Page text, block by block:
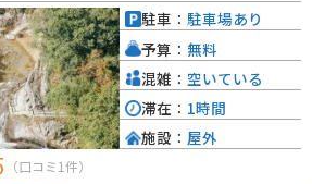
ったり、地元の食材を購入したりするのに最適
、美しい自然が広がっており、ツーリングにも
な町です。町内には、温泉やキャンプ場などの
、四季折々の自然を楽しむことができます。ま
根の中でも、特に多くの神楽が伝承されている
年10月には、町内各地で神楽が奉納される「石
れます。
（口コミ1件）
駐車： 駐車場あり
予算： 無料
混雑： 空いている
滞在： 1時間
施設： 屋外